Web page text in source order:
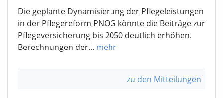
Die geplante Dynamisierung der Pflegeleistungen
in der Pflegereform PNOG könnte die Beiträge zur
Pflegeversicherung bis 2050 deutlich erhöhen.
Berechnungen der... mehr
zu den Mitteilungen